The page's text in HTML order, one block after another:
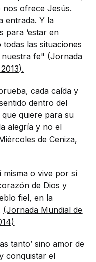
nos ofrece Jesús.
entrada. Y la
para ‘estar en
las situaciones
nuestra fe" (Jornada
cada caída y
dentro del
quiere para su
alegría y no el
de Ceniza,
o vive por sí
de Dios y
fiel, en la
(Jornada Mundial de
tanto’ sino amor de
conquistar el